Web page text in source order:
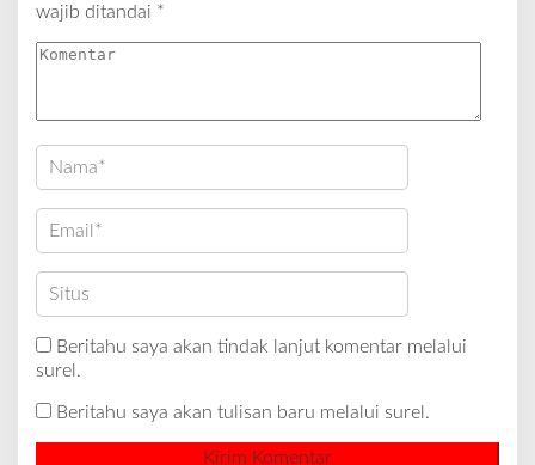
wajib ditandai *
Beritahu saya akan tindak lanjut komentar melalui
surel.
Beritahu saya akan tulisan baru melalui surel.